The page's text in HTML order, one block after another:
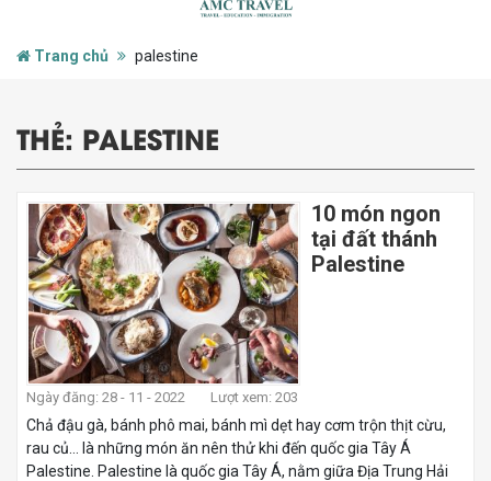
Trang chủ palestine
THẺ: PALESTINE
10 món ngon
tại đất thánh
Palestine
Ngày đăng: 28 - 11 - 2022 Lượt xem: 203
Chả đậu gà, bánh phô mai, bánh mì dẹt hay cơm trộn thịt cừu,
rau củ… là những món ăn nên thử khi đến quốc gia Tây Á
Palestine. Palestine là quốc gia Tây Á, nằm giữa Địa Trung Hải